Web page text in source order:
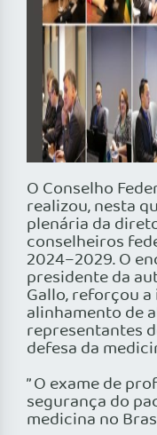
O Conselho
realizou, nesta
plenária da
conselheiros
2024–2029. O
presidente da
Gallo, reforçou
alinhamento de
representantes
defesa da
” O exame de
segurança do
medicina no